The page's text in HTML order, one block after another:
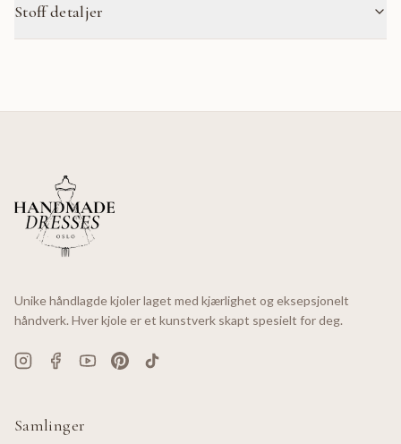
Stoff detaljer
Unike håndlagde kjoler laget med kjærlighet og eksepsjonelt
håndverk. Hver kjole er et kunstverk skapt spesielt for deg.
Samlinger